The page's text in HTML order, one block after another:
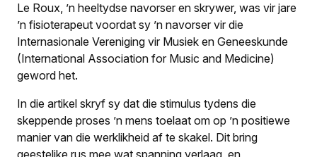
Le Roux, ’n heeltydse navorser en skrywer, was vir jare
’n fisioterapeut voordat sy ’n navorser vir die
Internasionale Vereniging vir Musiek en Geneeskunde
(International Association for Music and Medicine)
geword het.
In die artikel skryf sy dat die stimulus tydens die
skeppende proses ’n mens toelaat om op ’n positiewe
manier van die werklikheid af te skakel. Dit bring